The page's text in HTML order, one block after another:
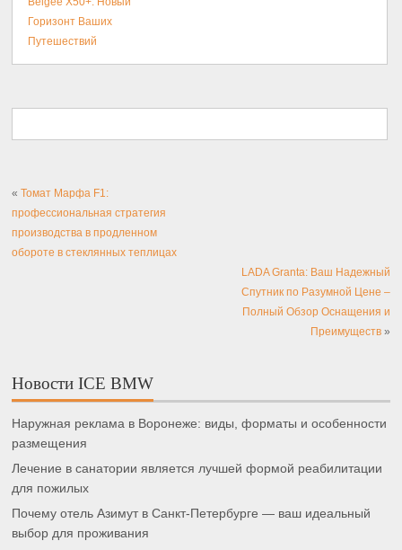
Горизонт Ваших
Путешествий
«Томат Марфа F1:
профессиональная стратегия
производства в продленном
обороте в стеклянных теплицах
LADA Granta: Ваш Надежный
Спутник по Разумной Цене –
Полный Обзор Оснащения и
Преимуществ»
Новости ICE BMW
Наружная реклама в Воронеже: виды, форматы и особенности
размещения
Лечение в санатории является лучшей формой реабилитации
для пожилых
Почему отель Азимут в Санкт-Петербурге — ваш идеальный
выбор для проживания